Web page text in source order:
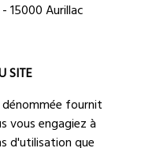
15000 Aurillac
SITE
fournit
vous engagiez à
d'utilisation que